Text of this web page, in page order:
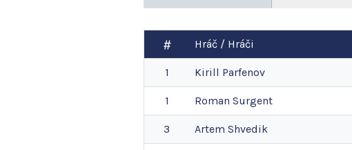
Hráč / Hráči
1 Kirill Parfenov
1 Roman Surgent
3 Artem Shvedik